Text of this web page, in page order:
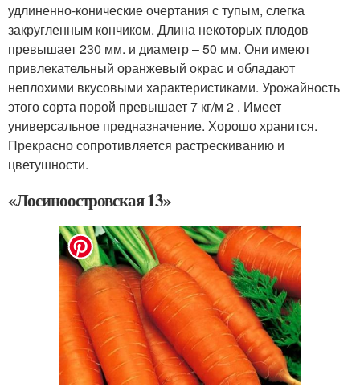
удлиненно-конические очертания с тупым, слегка
закругленным кончиком. Длина некоторых плодов
превышает 230 мм. и диаметр – 50 мм. Они имеют
привлекательный оранжевый окрас и обладают
неплохими вкусовыми характеристиками. Урожайность
этого сорта порой превышает 7 кг/м 2 . Имеет
универсальное предназначение. Хорошо хранится.
Прекрасно сопротивляется растрескиванию и
цветушности.
«Лосиноостровская 13»